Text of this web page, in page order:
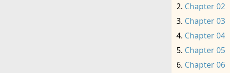
Chapter 02
Chapter 03
Chapter 04
Chapter 05
Chapter 06